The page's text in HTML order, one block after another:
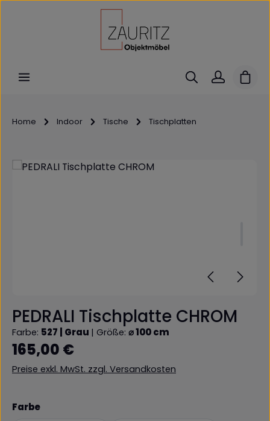
Zum Hauptinhalt springen
Home Indoor Tische Tischplatten
Bildergalerie überspringen
PEDRALI Tischplatte CHROM
Farbe: 527 | Grau | Größe: ⌀ 100 cm
Regulärer Preis:
165,00 €
Preise exkl. MwSt. zzgl. Versandkosten
Farbeauswählen